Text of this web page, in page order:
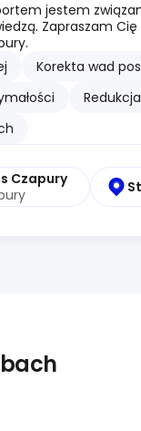
jestem
Zapraszam
Korekta wad
Czapury